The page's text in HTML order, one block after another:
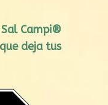
Campi®
deja tus